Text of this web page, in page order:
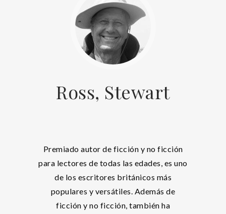
Ross, Stewart
Premiado autor de ficción y no ficción
para lectores de todas las edades, es uno
de los escritores británicos más
populares y versátiles. Además de
ficción y no ficción, también ha